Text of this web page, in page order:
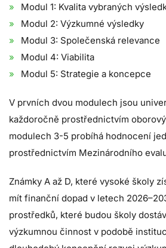
Modul 1: Kvalita vybraných
Modul 2: Výzkumné výsledky
Modul 3: Společenská relevance
Modul 4: Viabilita
Modul 5: Strategie a koncepce
V prvních dvou modulech jsou
každoročně prostřednictvím
modulech 3-5 probíhá hodnocení
prostřednictvím Mezinárodního
Známky A až D, které vysoké školy
mít finanční dopad v letech
prostředků, které budou školy
výzkumnou činnost v podobě